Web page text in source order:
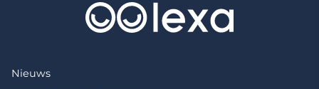
Nieuws